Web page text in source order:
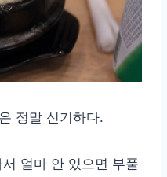
정말 신기하다.
얼마 안 있으면 부풀